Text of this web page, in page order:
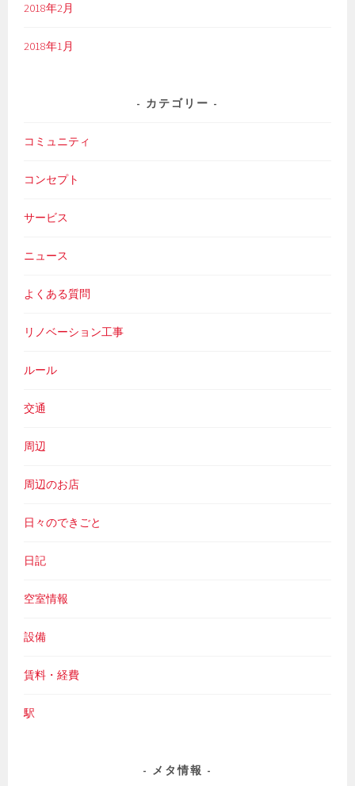
2018年2月
2018年1月
カテゴリー
コミュニティ
コンセプト
サービス
ニュース
よくある質問
リノベーション工事
ルール
交通
周辺
周辺のお店
日々のできごと
日記
空室情報
設備
賃料・経費
駅
メタ情報